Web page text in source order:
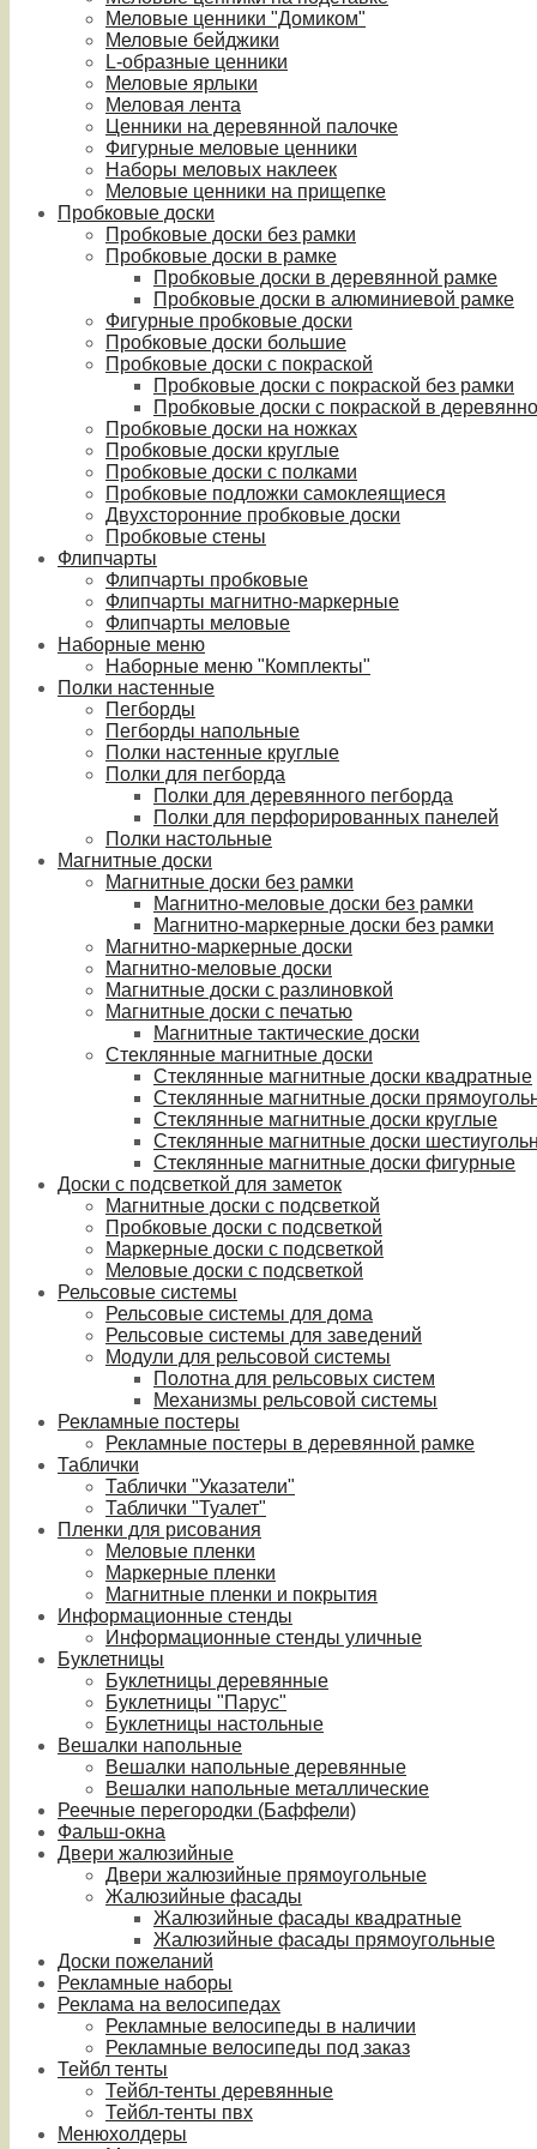
Меловые ценники "Домиком"
Меловые бейджики
L-образные ценники
Меловые ярлыки
Меловая лента
Ценники на деревянной палочке
Фигурные меловые ценники
Наборы меловых наклеек
Меловые ценники на прищепке
Пробковые доски
Пробковые доски без рамки
Пробковые доски в рамке
Пробковые доски в деревянной рамке
Пробковые доски в алюминиевой рамке
Фигурные пробковые доски
Пробковые доски большие
Пробковые доски с покраской
Пробковые доски с покраской без рамки
Пробковые доски с покраской в
Пробковые доски на ножках
Пробковые доски круглые
Пробковые доски с полками
Пробковые подложки самоклеящиеся
Двухсторонние пробковые доски
Пробковые стены
Флипчарты
Флипчарты пробковые
Флипчарты магнитно-маркерные
Флипчарты меловые
Наборные меню
Наборные меню "Комплекты"
Полки настенные
Пегборды
Пегборды напольные
Полки настенные круглые
Полки для пегборда
Полки для деревянного пегборда
Полки для перфорированных панелей
Полки настольные
Магнитные доски
Магнитные доски без рамки
Магнитно-меловые доски без рамки
Магнитно-маркерные доски без рамки
Магнитно-маркерные доски
Магнитно-меловые доски
Магнитные доски с разлиновкой
Магнитные доски с печатью
Магнитные тактические доски
Стеклянные магнитные доски
Стеклянные магнитные доски квадратные
Стеклянные магнитные доски
Стеклянные магнитные доски круглые
Стеклянные магнитные доски
Стеклянные магнитные доски фигурные
Доски с подсветкой для заметок
Магнитные доски с подсветкой
Пробковые доски с подсветкой
Маркерные доски с подсветкой
Меловые доски с подсветкой
Рельсовые системы
Рельсовые системы для дома
Рельсовые системы для заведений
Модули для рельсовой системы
Полотна для рельсовых систем
Механизмы рельсовой системы
Рекламные постеры
Рекламные постеры в деревянной рамке
Таблички
Таблички "Указатели"
Таблички "Туалет"
Пленки для рисования
Меловые пленки
Маркерные пленки
Магнитные пленки и покрытия
Информационные стенды
Информационные стенды уличные
Буклетницы
Буклетницы деревянные
Буклетницы "Парус"
Буклетницы настольные
Вешалки напольные
Вешалки напольные деревянные
Вешалки напольные металлические
Реечные перегородки (Баффели)
Фальш-окна
Двери жалюзийные
Двери жалюзийные прямоугольные
Жалюзийные фасады
Жалюзийные фасады квадратные
Жалюзийные фасады прямоугольные
Доски пожеланий
Рекламные наборы
Реклама на велосипедах
Рекламные велосипеды в наличии
Рекламные велосипеды под заказ
Тейбл тенты
Тейбл-тенты деревянные
Тейбл-тенты пвх
Менюхолдеры